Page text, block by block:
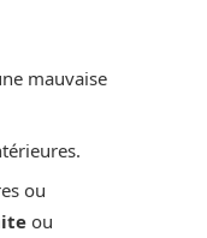
mauvaise
ou
ou